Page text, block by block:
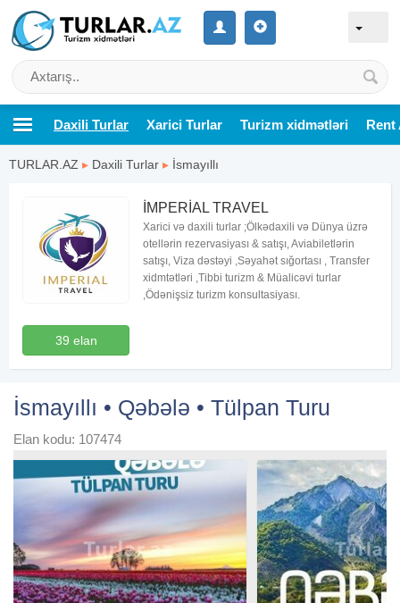
Daxili Turlar Xarici Turlar Turizm xidmətləri Rent
TURLAR.AZ ▸ Daxili Turlar ▸ İsmayıllı
39 elan
İMPERİAL TRAVEL
Xarici və daxili turlar ;Ölkədaxili və Dünya üzrə
otellərin rezervasiyası & satışı, Aviabiletlərin
satışı, Viza dəstəyi ,Səyahət sığortası , Transfer
xidmtətləri ,Tibbi turizm & Müalicəvi turlar
,Ödənişsiz turizm konsultasiyası.
İsmayıllı • Qəbələ • Tülpan Turu
Elan kodu: 107474